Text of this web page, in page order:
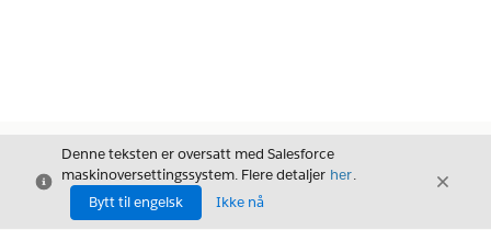
Avslutt
Denne teksten er oversatt med Salesforce
maskinoversettingssystem. Flere detaljer her.
Bytt til engelsk
Ikke nå
Avslutt